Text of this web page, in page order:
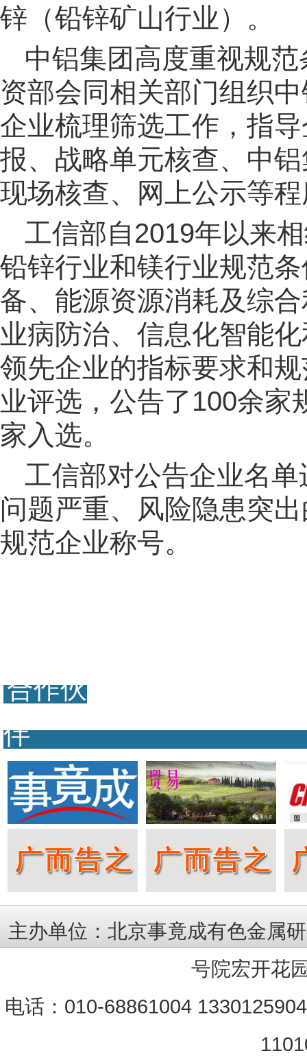
锌（铅锌矿山行业）。
中铝集团高度重视规
资部会同相关部门组织
企业梳理筛选工作，指
报、战略单元核查、中
现场核查、网上公示等
工信部自2019年以来
铅锌行业和镁行业规范
备、能源资源消耗及综
业病防治、信息化智能
领先企业的指标要求和
业评选，公告了100余家
家入选。
工信部对公告企业名
问题严重、风险隐患突
规范企业称号。
合作伙
伴
主办单位：北京事竟成有色金属
号院宏开花
电话：010-68861004